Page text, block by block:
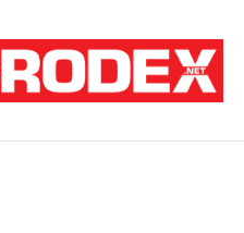
TRI DESETLJEĆA KRIKOVA OČAJNIKA